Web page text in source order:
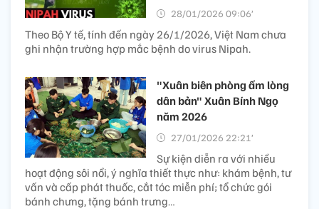
28/01/2026 09:06’
Theo Bộ Y tế, tính đến ngày 26/1/2026, Việt Nam chưa
ghi nhận trường hợp mắc bệnh do virus Nipah.
"Xuân biên phòng ấm lòng
dân bản" Xuân Bính Ngọ
năm 2026
27/01/2026 22:21’
Sự kiện diễn ra với nhiều
hoạt động sôi nổi, ý nghĩa thiết thực như: khám bệnh, tư
vấn và cấp phát thuốc, cắt tóc miễn phí; tổ chức gói
bánh chưng, tặng bánh trưng…